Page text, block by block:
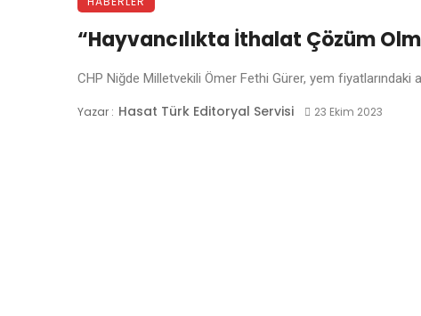
“Hayvancılıkta İthalat Çözüm
CHP Niğde Milletvekili Ömer Fethi Gürer, yem
Yazar : Hasat Türk Editoryal Servisi 23 Ekim 2023